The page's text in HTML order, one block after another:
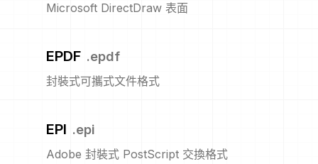
Microsoft DirectDraw 表面
EPDF .epdf
封裝式可攜式文件格式
EPI .epi
Adobe 封裝式 PostScript 交換格式